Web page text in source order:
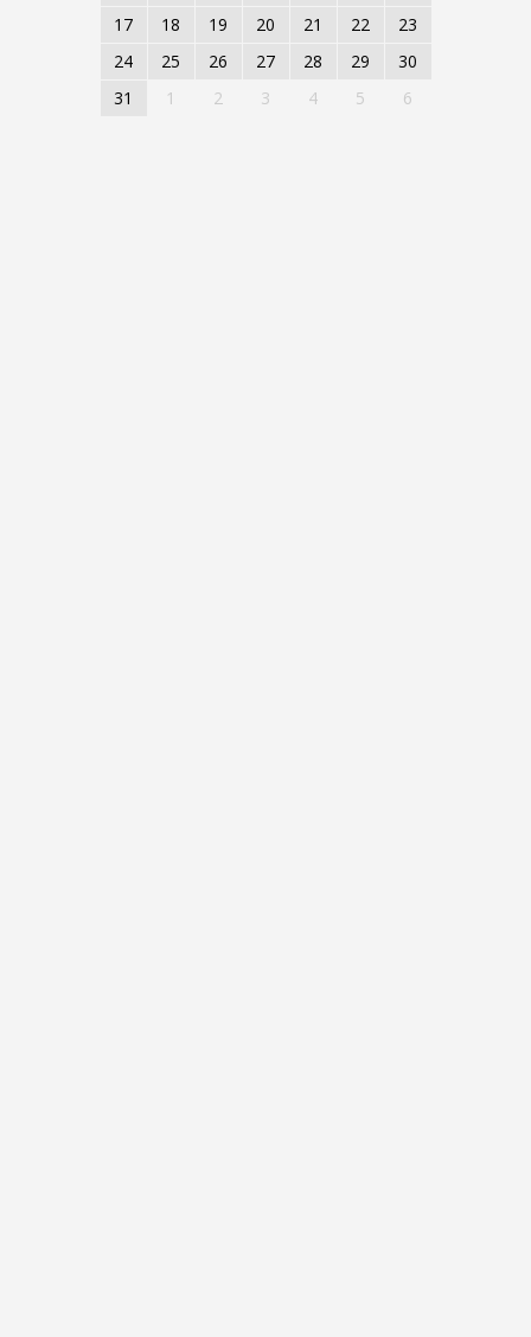
17
18 19 20 21 22
23
24
25 26 27 28 29
30
31
1 2 3 4 5 6